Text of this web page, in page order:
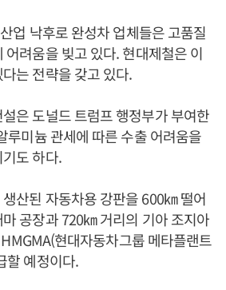
업 낙후로 완성차 업체들은 고품질
어려움을 빚고 있다. 현대제철은 이
는 전략을 갖고 있다.
은 도널드 트럼프 행정부가 부여한
루미늄 관세에 따른 수출 어려움을
도 하다.
산된 자동차용 강판을 600㎞ 떨어
공장과 720㎞ 거리의 기아 조지아
현대자동차그룹 메타플랜트
할 예정이다.